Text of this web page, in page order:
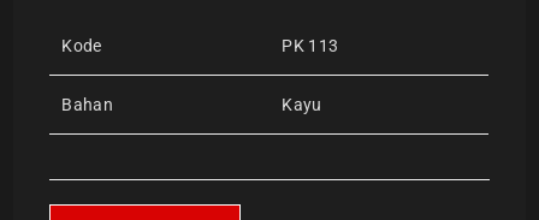
Kode PK 113
Bahan Kayu